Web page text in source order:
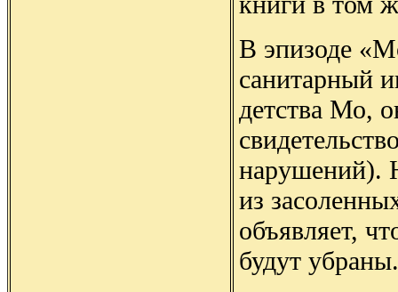
В эпизоде
санитарный
детства Мо,
нарушений).
из
объявляет,
будут убраны.